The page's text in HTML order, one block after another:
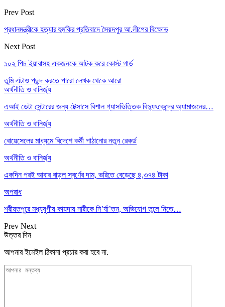
Prev Post
প্রধানমন্ত্রীকে হত্যার হুমকির প্রতিবাদে সৈয়দপুর আ.লীগের বিক্ষোভ
Next Post
১০২ পিচ ইয়াবাসহ একজনকে আটক করে কোস্ট গার্ড
তুমি এটাও পছন্দ করতে পারো লেখক থেকে আরো
অর্থনীতি ও বানির্জ্য
এআই ডেটা সেন্টারের জন্য টেক্সাসে বিশাল গ্যাসভিত্তিক বিদ্যুৎকেন্দ্রে অ্যামাজনের…
অর্থনীতি ও বানির্জ্য
বোয়েসেলের মাধ্যমে বিদেশে কর্মী পাঠানোর নতুন রেকর্ড
অর্থনীতি ও বানির্জ্য
একদিন পরই আবার বাড়ল স্বর্ণের দাম, ভরিতে বেড়েছে ৪,৩৭৪ টাকা
অপরাধ
শরীয়তপুরে মধ্যযুগীয় কায়দায় নারীকে নি’র্যা’তন, অভিযোগ তুলে নিতে…
Prev Next
উত্তর দিন
আপনার ইমেইল ঠিকানা প্রচার করা হবে না.